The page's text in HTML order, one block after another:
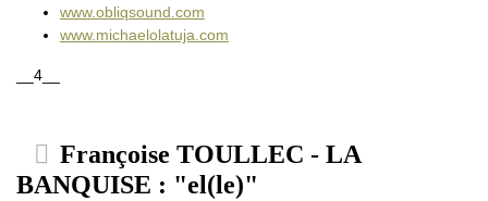
www.obliqsound.com
www.michaelolatuja.com
__4__
Françoise TOULLEC - LA
BANQUISE : "el(le)"